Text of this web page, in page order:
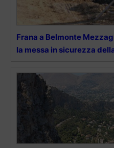
Frana a Belmonte
la messa in sicurezza